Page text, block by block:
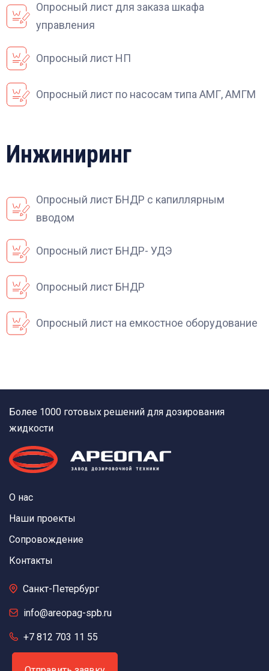
Опросный лист для заказа шкафа
управления
Опросный лист НП
Опросный лист по насосам типа АМГ, АМГМ
Инжиниринг
Опросный лист БНДР с капиллярным
вводом
Опросный лист БНДР- УДЭ
Опросный лист БНДР
Опросный лист на емкостное оборудование
Более 1000 готовых решений для дозирования
жидкости
О нас
Наши проекты
Сопровождение
Контакты
Санкт-Петербург
info@areopag-spb.ru
+7 812 703 11 55